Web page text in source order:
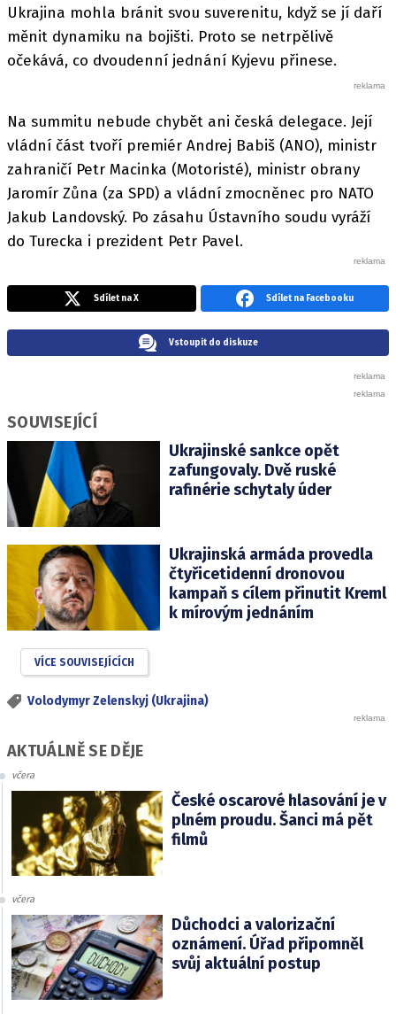
Ukrajina mohla bránit svou suverenitu, když se jí daří
měnit dynamiku na bojišti. Proto se netrpělivě
očekává, co dvoudenní jednání Kyjevu přinese.
Na summitu nebude chybět ani česká delegace. Její
vládní část tvoří premiér Andrej Babiš (ANO), ministr
zahraničí Petr Macinka (Motoristé), ministr obrany
Jaromír Zůna (za SPD) a vládní zmocněnec pro NATO
Jakub Landovský. Po zásahu Ústavního soudu vyráží
do Turecka i prezident Petr Pavel.
Sdílet na X Sdílet na Facebooku
Vstoupit do diskuze
SOUVISEJÍCÍ
Ukrajinské sankce opět
zafungovaly. Dvě ruské
rafinérie schytaly úder
Ukrajinská armáda provedla
čtyřicetidenní dronovou
kampaň s cílem přinutit Kreml
k mírovým jednáním
VÍCE SOUVISEJÍCÍCH
Volodymyr Zelenskyj (Ukrajina)
AKTUÁLNĚ SE DĚJE
včera
České oscarové hlasování je v
plném proudu. Šanci má pět
filmů
včera
Důchodci a valorizační
oznámení. Úřad připomněl
svůj aktuální postup